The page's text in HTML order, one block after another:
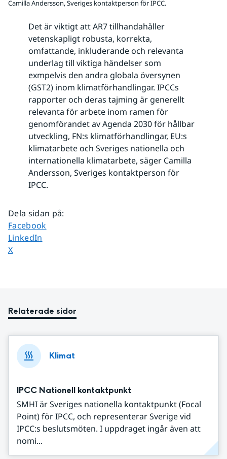
Camilla Andersson, Sveriges kontaktperson för IPCC.
Det är viktigt att AR7 tillhandahåller
vetenskapligt robusta, korrekta,
omfattande, inkluderande och relevanta
underlag till viktiga händelser som
exmpelvis den andra globala översynen
(GST2) inom klimatförhandlingar. IPCCs
rapporter och deras tajming är generellt
relevanta för arbete inom ramen för
genomförandet av Agenda 2030 för hållbar
utveckling, FN:s klimatförhandlingar, EU:s
klimatarbete och Sveriges nationella och
internationella klimatarbete, säger Camilla
Andersson, Sveriges kontaktperson för
IPCC.
Dela sidan på:
Dela sidan på
Facebook
Dela sidan på
LinkedIn
Dela sidan på
X
Relaterade sidor
Klimat
IPCC Nationell kontaktpunkt
SMHI är Sveriges nationella kontaktpunkt (Focal
Point) för IPCC, och representerar Sverige vid
IPCC:s beslutsmöten. I uppdraget ingår även att
nomi...